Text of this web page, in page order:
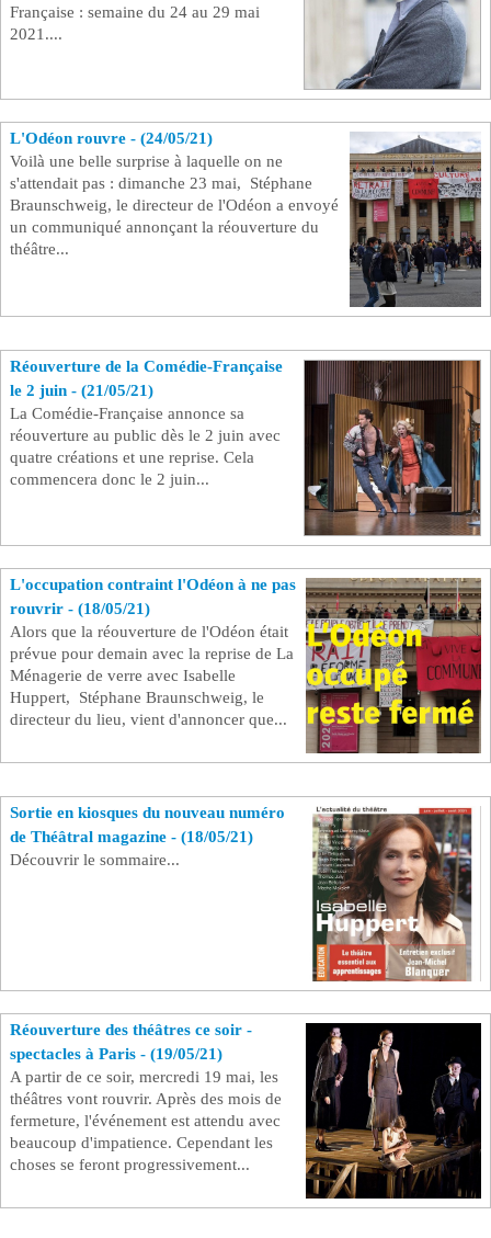
Française : semaine du 24 au 29 mai
2021....
L'Odéon rouvre - (24/05/21)
Voilà une belle surprise à laquelle on ne
s'attendait pas : dimanche 23 mai, Stéphane
Braunschweig, le directeur de l'Odéon a envoyé
un communiqué annonçant la réouverture du
théâtre...
Réouverture de la Comédie-Française
le 2 juin - (21/05/21)
La Comédie-Française annonce sa
réouverture au public dès le 2 juin avec
quatre créations et une reprise. Cela
commencera donc le 2 juin...
L'occupation contraint l'Odéon à ne pas
rouvrir - (18/05/21)
Alors que la réouverture de l'Odéon était
prévue pour demain avec la reprise de La
Ménagerie de verre avec Isabelle
Huppert, Stéphane Braunschweig, le
directeur du lieu, vient d'annoncer que...
Sortie en kiosques du nouveau numéro
de Théâtral magazine - (18/05/21)
Découvrir le sommaire...
Réouverture des théâtres ce soir -
spectacles à Paris - (19/05/21)
A partir de ce soir, mercredi 19 mai, les
théâtres vont rouvrir. Après des mois de
fermeture, l'événement est attendu avec
beaucoup d'impatience. Cependant les
choses se feront progressivement...